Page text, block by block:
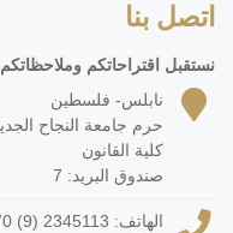
اتصل بنا
نستقبل اقتراحاتكم
نابلس- فلسطين
حرم جامعة النجاح
كلية القانون
صندوق البريد: 7
الهاتف: (9) 2345113